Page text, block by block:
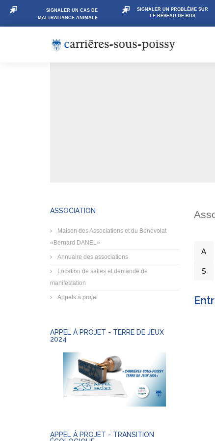
SIGNALER UN CAS DE
MALTRAITANCE ANIMALE
SIGNALER UN PROBLÈME SUR
LE RÉSEAU DE BUS
ASSOCIATION
Maison des Associations et du Bénévolat
«Bernard DANEL»
Annuaire des associations
Location de salles et demande de
manifestation
Appels à projet
APPEL À PROJET - TERRE DE JEUX
2024
APPEL À PROJET - TRANSITION
A
S